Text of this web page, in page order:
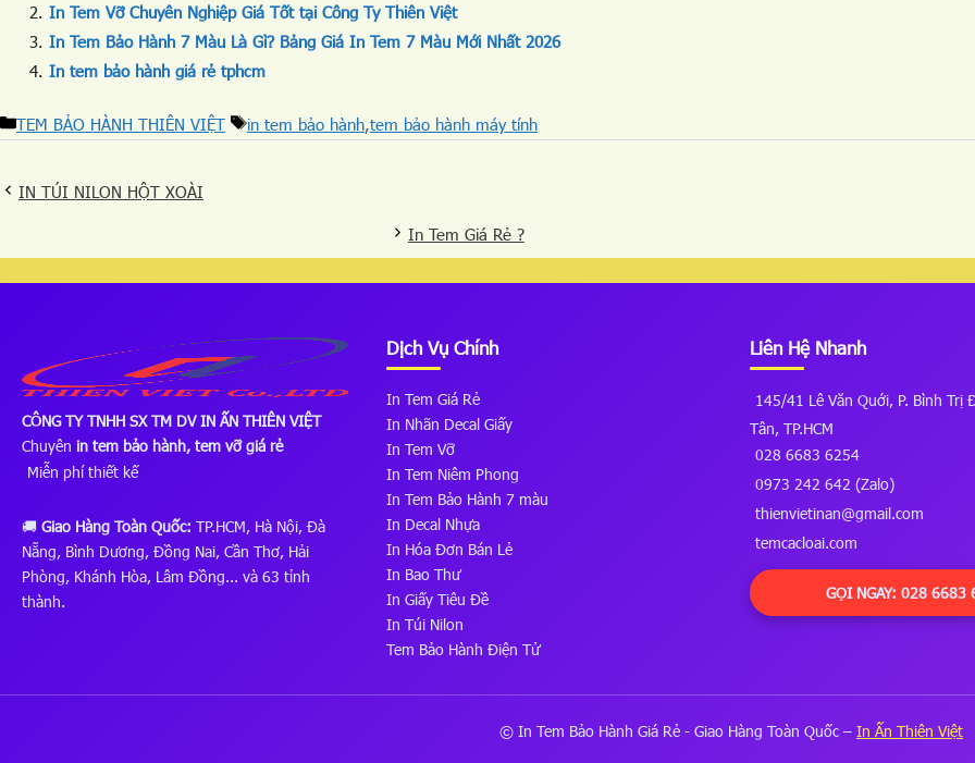
In Tem Vỡ Chuyên Nghiệp Giá Tốt tại Công Ty Thiên Việt
In Tem Bảo Hành 7 Màu Là Gì? Bảng Giá In Tem 7 Màu Mới Nhất 2026
In tem bảo hành giá rẻ tphcm
TEM BẢO HÀNH THIÊN VIỆT in tem bảo hành,tem bảo hành máy tính
IN TÚI NILON HỘT XOÀI
In Tem Giá Rẻ ?
CÔNG TY TNHH SX TM DV IN ẤN THIÊN VIỆT
Chuyên in tem bảo hành, tem vỡ giá rẻ
Miễn phí thiết kế
🚚 Giao Hàng Toàn Quốc: TP.HCM, Hà Nội, Đà
Nẵng, Bình Dương, Đồng Nai, Cần Thơ, Hải
Phòng, Khánh Hòa, Lâm Đồng... và 63 tỉnh
thành.
Dịch Vụ Chính
In Tem Giá Rẻ
In Nhãn Decal Giấy
In Tem Vỡ
In Tem Niêm Phong
In Tem Bảo Hành 7 màu
In Decal Nhựa
In Hóa Đơn Bán Lẻ
In Bao Thư
In Giấy Tiêu Đề
In Túi Nilon
Tem Bảo Hành Điện Tử
Liên Hệ Nhanh
145/41 Lê Văn Quới, P. Bình Trị
Tân, TP.HCM
028 6683 6254
0973 242 642 (Zalo)
thienvietinan@gmail.com
temcacloai.com
GỌI NGAY: 028 6683
© In Tem Bảo Hành Giá Rẻ - Giao Hàng Toàn Quốc – In Ấn Thiên Việt